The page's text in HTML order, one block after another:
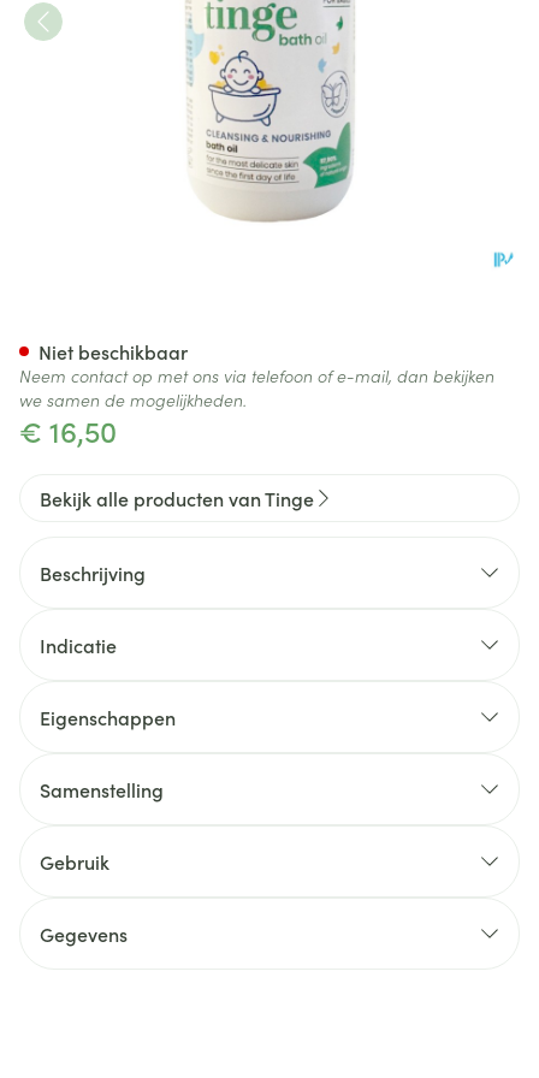
€ 16,50
Niet beschikbaar
Neem contact op met ons via telefoon of e-mail, dan bekijken
we samen de mogelijkheden.
Bekijk alle producten van Tinge
Beschrijving
Indicatie
Eigenschappen
Samenstelling
Gebruik
Gegevens